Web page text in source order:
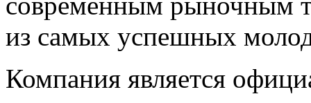
из самых успешных
Компания является